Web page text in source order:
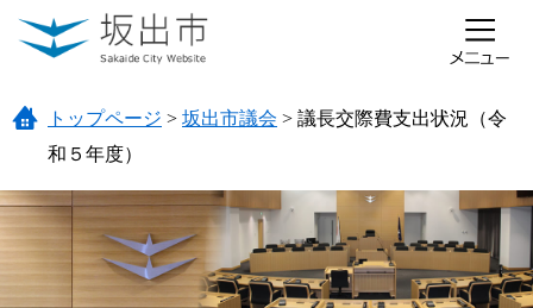
ページの先頭です。
メニューを飛ばして本文へ
トップページ > 坂出市議会 > 議長交際費支出状況（令
和５年度）